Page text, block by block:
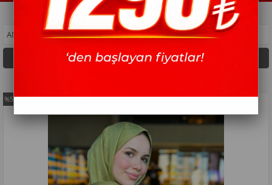
ANASAYFA>ŞAL>DÜZ RENK ŞAL MODELLERİ
Filtreleme Sıralama
%59 İndirim